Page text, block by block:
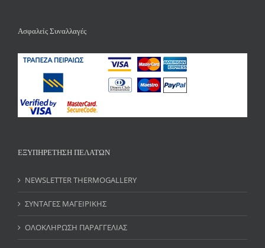
Ασφαλείς Συναλλαγές
ΕΞΥΠΗΡΕΤΗΣΗ ΠΕΛΑΤΩΝ
NEWSLETTER THERMOGALLERY
ΣΥΝΤΑΓΕΣ ΜΑΓΕΙΡΙΚΗΣ
ΟΛΟΚΛΗΡΩΣΗ ΠΑΡΑΓΓΕΛΙΑΣ